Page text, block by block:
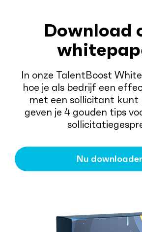
Download
In onze TalentBoost
hoe je als bedrijf een
met een sollicitant kunt
geven je 4 gouden tips
Nu